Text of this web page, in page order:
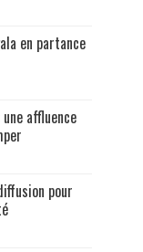
en partance
affluence
pour